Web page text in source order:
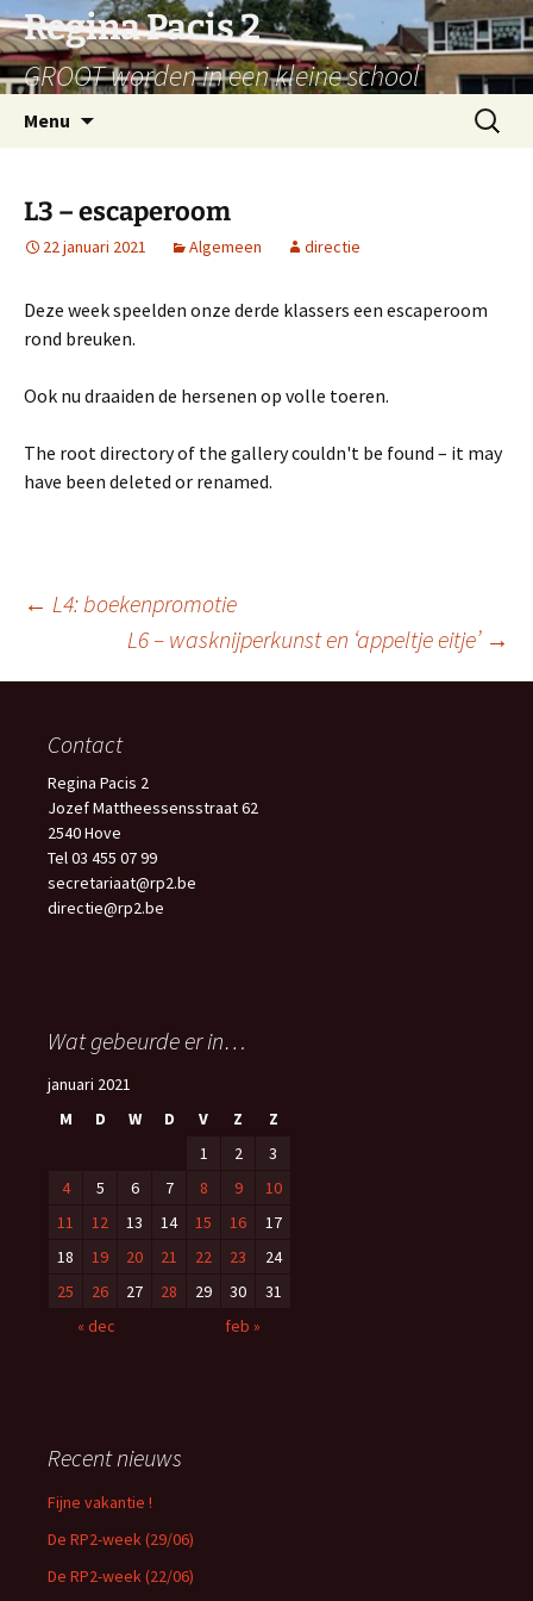
Ga
naar
de
inhoud
Regina Pacis 2
GROOT worden in een kleine school
Menu
Zoeken
naar:
L3 – escaperoom
22 januari 2021 Algemeen directie
Deze week speelden onze derde klassers een escaperoom
rond breuken.
Ook nu draaiden de hersenen op volle toeren.
The root directory of the gallery couldn't be found – it may
have been deleted or renamed.
Berichtnavigatie
← L4: boekenpromotie
L6 – wasknijperkunst en ‘appeltje eitje’ →
Contact
Regina Pacis 2
Jozef Mattheessensstraat 62
2540 Hove
Tel 03 455 07 99
secretariaat@rp2.be
directie@rp2.be
Wat gebeurde er in…
januari 2021
M
D W D V Z
Z
1
2
3
4
5 6 7 8 9
10
11
12 13 14 15 16
17
18
19 20 21 22 23
24
25
26 27 28 29 30
31
« dec
feb »
Recent nieuws
Fijne vakantie !
De RP2-week (29/06)
De RP2-week (22/06)